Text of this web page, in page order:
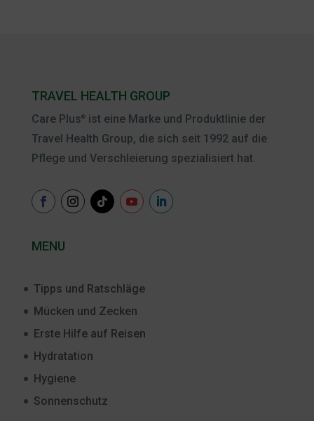
TRAVEL HEALTH GROUP
Care Plus®ist eine Marke und Produktlinie der
Travel Health Group, die sich seit 1992 auf die
Pflege und Verschleierung spezialisiert hat.
MENU
Tipps und Ratschläge
Mücken und Zecken
Erste Hilfe auf Reisen
Hydratation
Hygiene
Sonnenschutz